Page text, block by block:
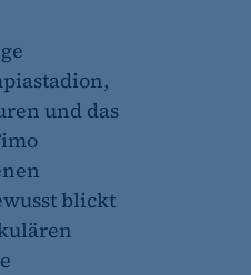
und das
blickt